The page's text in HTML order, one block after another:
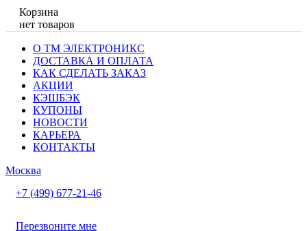
Корзина
нет товаров
О ТМ ЭЛЕКТРОНИКС
ДОСТАВКА И ОПЛАТА
КАК СДЕЛАТЬ ЗАКАЗ
АКЦИИ
КЭШБЭК
КУПОНЫ
НОВОСТИ
КАРЬЕРА
КОНТАКТЫ
Москва
+7 (499) 677-21-46
Перезвоните мне